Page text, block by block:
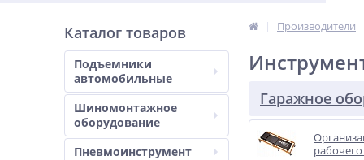
Каталог товаров
Подъемники
автомобильные
Шиномонтажное
оборудование
Пневмоинструмент
Производители
Гаражное
рабочего